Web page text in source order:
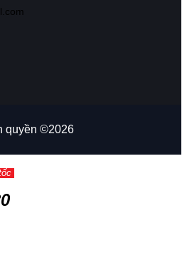
quyền ©2026